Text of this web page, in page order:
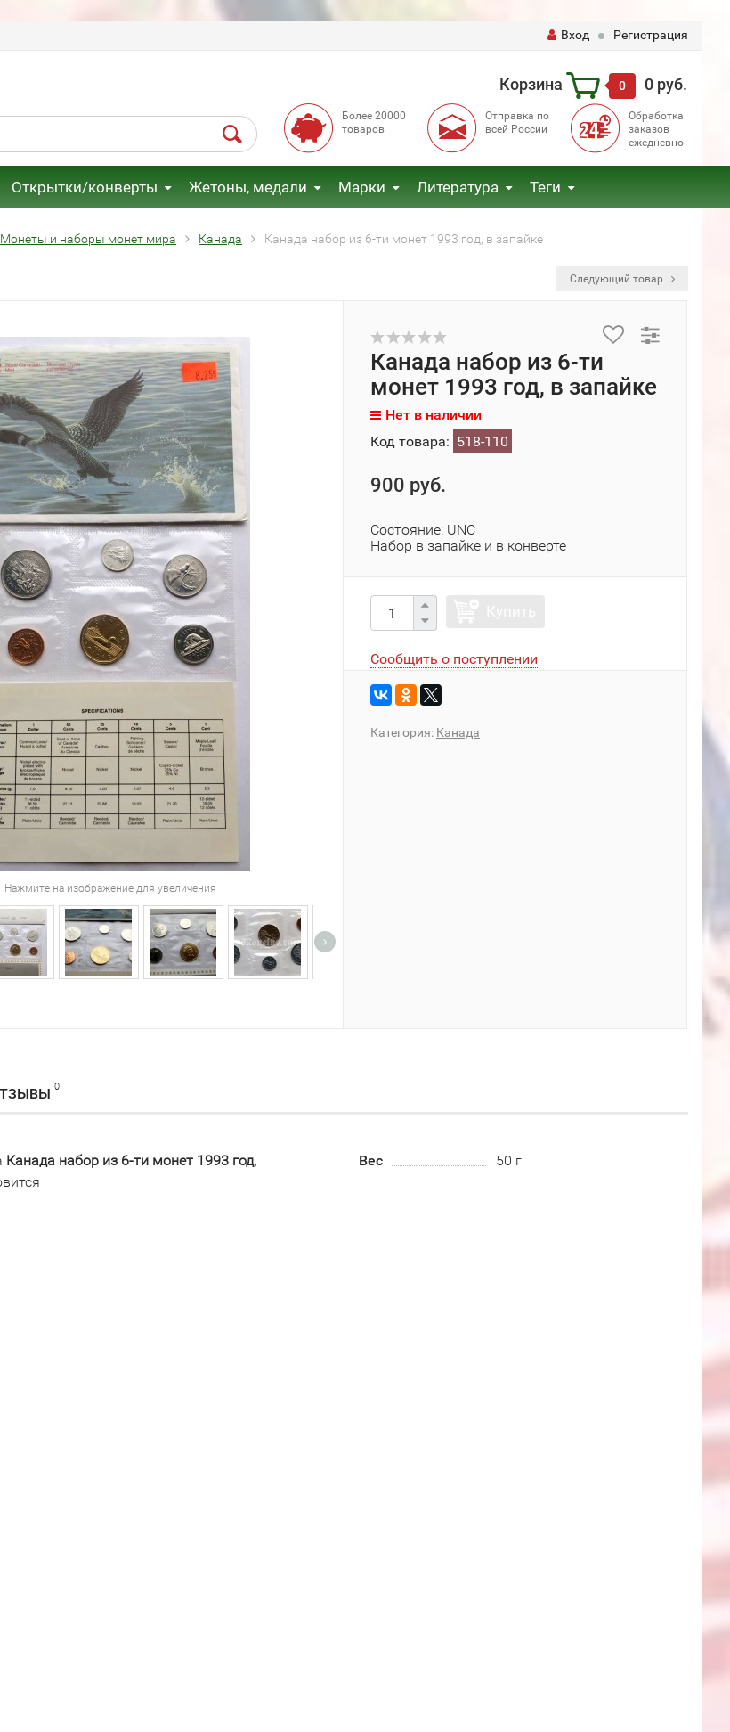
Вход Регистрация
Корзина 0 0 руб.
Более 20000
товаров
Отправка по
всей России
Обработка
заказов
ежедневно
Открытки/конверты Жетоны, медали Марки Литература Теги
Монеты и наборы монет мира Канада Канада набор из 6-ти монет 1993 год, в запайке
Следующий товар
Нажмите на изображение для увеличения
Канада набор из 6-ти
монет 1993 год, в запайке
Нет в наличии
Код товара: 518-110
900 руб.
Состояние: UNC
Набор в запайке и в конверте
Сообщить о поступлении
Категория: Канада
0
Канада набор из 6-ти монет 1993 год,
Вес 50 г